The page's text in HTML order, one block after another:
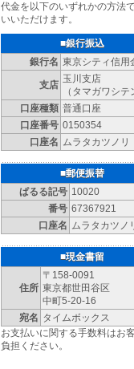
代金を以下のいずれかの方法
いいただけます。
■銀行振込
銀行名 東京シティ信用
支店
玉川支店
（タマガワシテ
口座種類 普通口座
口座番号 0150354
口座名
ムラタカツノリ
■郵便振替
ぱるる記号 10020
番号 67367921
口座名
ムラタカツノ
■現金書留
住所
〒158-0091
東京都世田谷区
中町5-20-16
宛名 タイムボックス
お支払いに関する手数料はお
負担ください。